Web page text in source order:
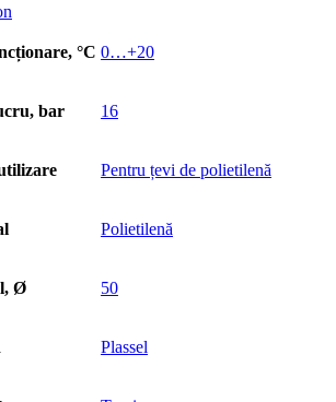
°C 0…+20
bar 16
Pentru țevi de polietilenă
Polietilenă
Ø 50
Plassel